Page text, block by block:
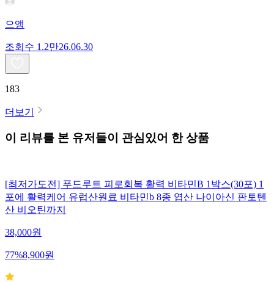
으앵
조회수 1.2만26.06.30
183
더보기
이 리뷰를 본 유저들이 관심있어 한 상품
[최저가도전] 푸드루트 피로회복 활력 비타민B 1박스(30포) 1
포에 활력케어 유럽산원료 비타민b 8종 엽산 나이아신 판토텐
산 비오틴까지
38,000원
77%8,900원